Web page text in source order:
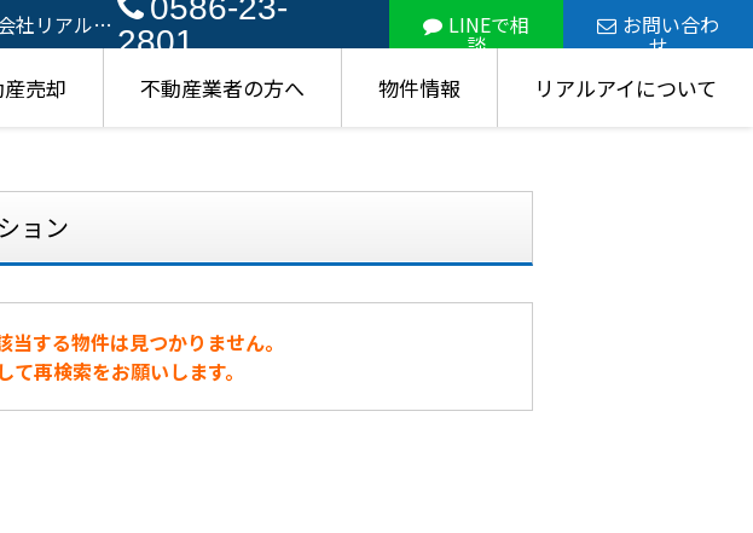
社リアルア 2801
LINEで相
談
お問い合わ
せ
売却 不動産業者の方へ 物件情報 リアルアイについて
ョン
当する物件は見つかりません。
て再検索をお願いします。